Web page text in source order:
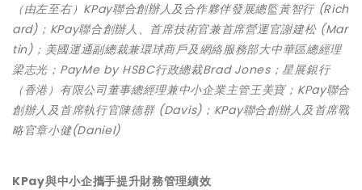
（由左至右）KPay聯合創辦人及合作夥伴發展總監黃智行 (Rich
ard)；KPay聯合創辦人、首席技術官兼首席營運官謝建松 (Mar
tin)；美國運通副總裁兼環球商戶及網絡服務部大中華區總經理
梁志光；PayMe by HSBC行政總裁Brad Jones；星展銀行
（香港）有限公司董事總經理兼中小企業主管王美寶；KPay聯合
創辦人及首席執行官陳德群 (Davis)；KPay聯合創辦人及首席戰
略官章小健(Daniel)
KPay與中小企攜手提升財務管理績效